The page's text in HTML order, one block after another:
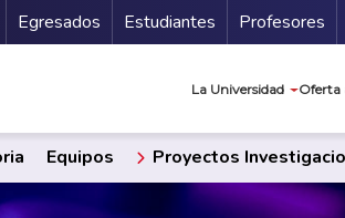
Secundario
Egresados Estudiantes Profesores
La Universidad Oferta
Equipos Proyectos